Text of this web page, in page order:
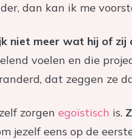
dan kan ik me
niet meer wat hij of zij
voelen en die
dat zeggen ze
zorgen egoïstisch is.
jezelf eens op de